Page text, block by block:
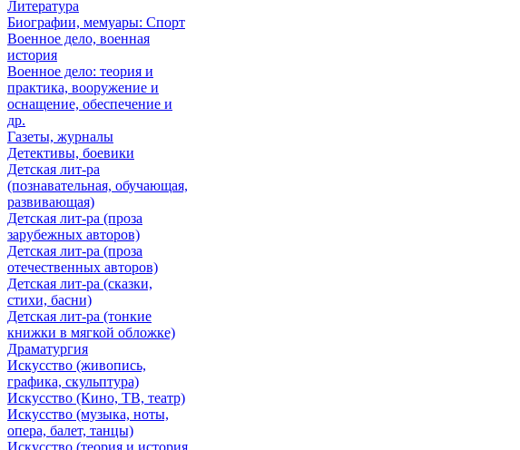
Литература
Биографии, мемуары: Спорт
Военное дело, военная
история
Военное дело: теория и
практика, вооружение и
оснащение, обеспечение и
др.
Газеты, журналы
Детективы, боевики
Детская лит-ра
(познавательная, обучающая,
развивающая)
Детская лит-ра (проза
зарубежных авторов)
Детская лит-ра (проза
отечественных авторов)
Детская лит-ра (сказки,
стихи, басни)
Детская лит-ра (тонкие
книжки в мягкой обложке)
Драматургия
Искусствo (живопись,
графика, скульптура)
Искусствo (Кино, ТВ, театр)
Искусствo (музыка, ноты,
опера, балет, танцы)
Искусствo (теория и история